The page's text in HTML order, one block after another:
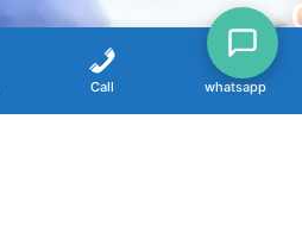
Call whatsapp